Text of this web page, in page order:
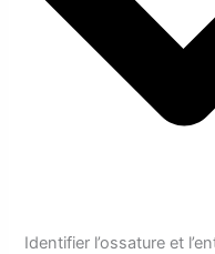
Identifier l’ossature et